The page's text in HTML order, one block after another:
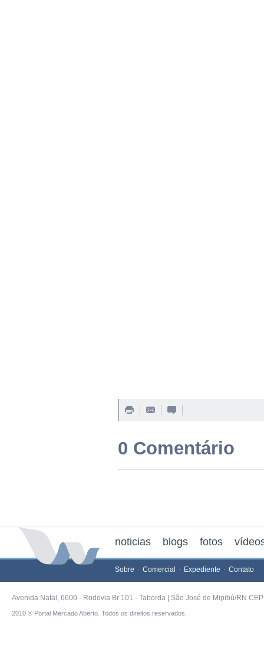
0 Comentário
noticias blogs fotos
Sobre Comercial Expediente Contato
Avenida Natal, 6600 - Rodovia Br 101 - Taborda | São José de Mipibú/RN
2010 ® Portal Mercado Aberto. Todos os direitos reservados.